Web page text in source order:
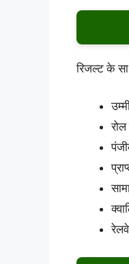
रिजल्ट के